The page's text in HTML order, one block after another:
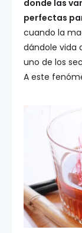
donde las
perfectas
cuando la
dándole vida
uno de los
A este